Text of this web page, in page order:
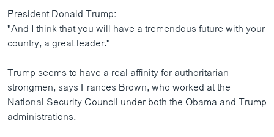
President Donald Trump:
"And I think that you will have a tremendous future with your
country, a great leader."
Trump seems to have a real affinity for authoritarian
strongmen, says Frances Brown, who worked at the
National Security Council under both the Obama and Trump
administrations.